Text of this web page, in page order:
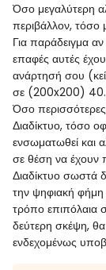
Όσο μεγαλύτερη
περιβάλλον, τόσο
Για παράδειγμα
επαφές αυτές
ανάρτησή σου
σε (200x200)
Όσο περισσότερες
Διαδίκτυο, τόσο
ενσωματωθεί και
σε θέση να έχουν
Διαδίκτυο σωστά
την ψηφιακή φήμη
τρόπο επιπόλαια
δεύτερη σκέψη,
ενδεχομένως